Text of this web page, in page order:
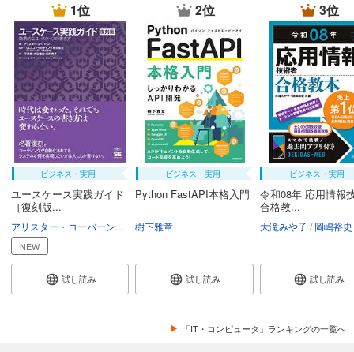
1位
ビジネス・実用
ユースケース実践ガイド
［復刻版...
ULSコンサルティング 水谷雅宏 口村典子
NEW
試し読み
2位
ビジネス・実用
Python FastAPI本格入門
樹下雅章
試し読み
3位
ビジネス・実用
令和08年 応用情報
合格教...
大滝みや子 岡嶋裕史
試し読み
「IT・コンピュータ」ランキングの一覧へ